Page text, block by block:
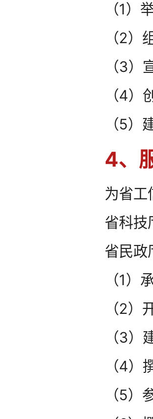
（1
（2）
（3
（4
（5）
4、
为省工
省科技
省民政
（1）
（2）
（3
（4）
（5